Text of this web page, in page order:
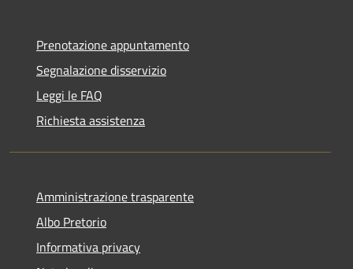
Prenotazione appuntamento
Segnalazione disservizio
Leggi le FAQ
Richiesta assistenza
Amministrazione trasparente
Albo Pretorio
Informativa privacy